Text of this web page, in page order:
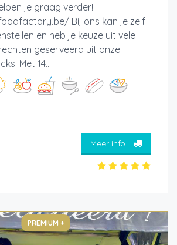
je graag verder!
Bij ons kan je zelf
en heb je keuze uit vele
geserveerd uit onze
Met 14...
Meer info
PREMIUM +